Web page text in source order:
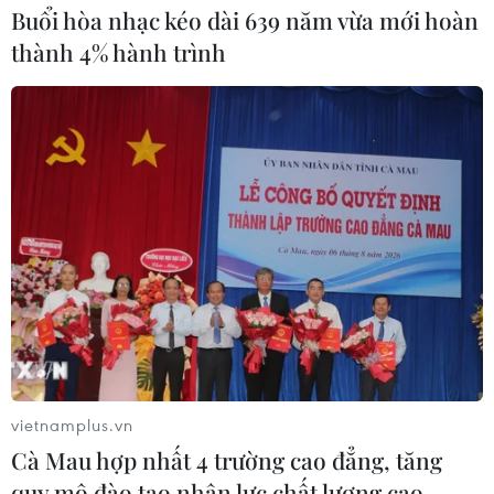
Hãng Walt Disney ký thỏa thuận
chưa từng có tiền lệ với TikTok
Cảng hàng không Quảng Trị tăng
tốc, hướng tới mục tiêu khai thác
cuối năm 2026
05/08/2026 10:59
Thẻ tín dụng Cake 2in1: Cho phép
đặc quyền thiết kế của người dùng
Buổi hòa nhạc kéo dài 639 năm vừa mới hoàn
thành 4% hành trình
vietnamplus.vn
Cà Mau hợp nhất 4 trường cao đẳng, tăng